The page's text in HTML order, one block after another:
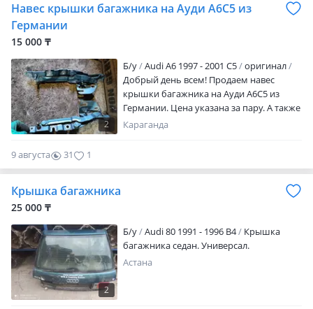
Навес крышки багажника на Ауди А6С5 из
Германии
15 000 ₸
2
Б/y Audi A6 1997 - 2001 C5
оригинал
Добрый день всем! Продаем навес
крышки багажника на Ауди А6С5 из
Германии. Цена указана за пару. А также
в наличии кузовные запчасти, оптика,
Цену и наличие узнавайте по
Караганда
9 августа 31 1
Крышка багажника
25 000 ₸
2
Б/y Audi 80 1991 - 1996 B4
Крышка
багажника седан. Универсал.
Астана